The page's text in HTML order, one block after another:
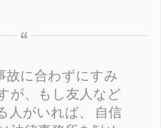
故に合わずにすみ
が、もし友人など
人がいれば、 自信